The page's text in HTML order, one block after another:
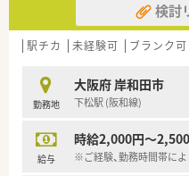
検討
駅チカ 未経験可 ブランク可
勤務地
大阪府 岸和田市
下松駅 (阪和線)
給与
時給2,000円～
※ご経験、勤務時間帯によ